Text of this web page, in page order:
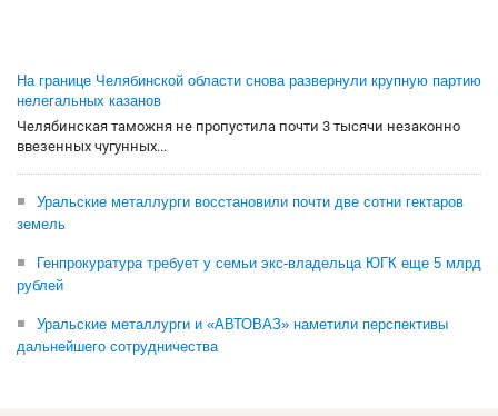
На границе Челябинской области снова развернули крупную партию
нелегальных казанов
Челябинская таможня не пропустила почти 3 тысячи незаконно
ввезенных чугунных...
Уральские металлурги восстановили почти две сотни гектаров
земель
Генпрокуратура требует у семьи экс-владельца ЮГК еще 5 млрд
рублей
Уральские металлурги и «АВТОВАЗ» наметили перспективы
дальнейшего сотрудничества